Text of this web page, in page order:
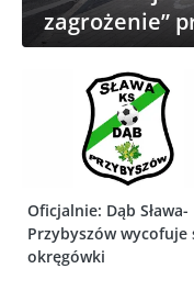
zagrożenie”
Oficjalnie: Dąb Sława-
Przybyszów wycofuje
okręgówki